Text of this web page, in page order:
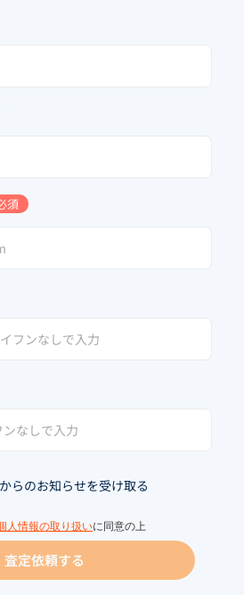
須
らのお知らせを受け取る
人情報の取り扱いに同意の上
査定依頼する